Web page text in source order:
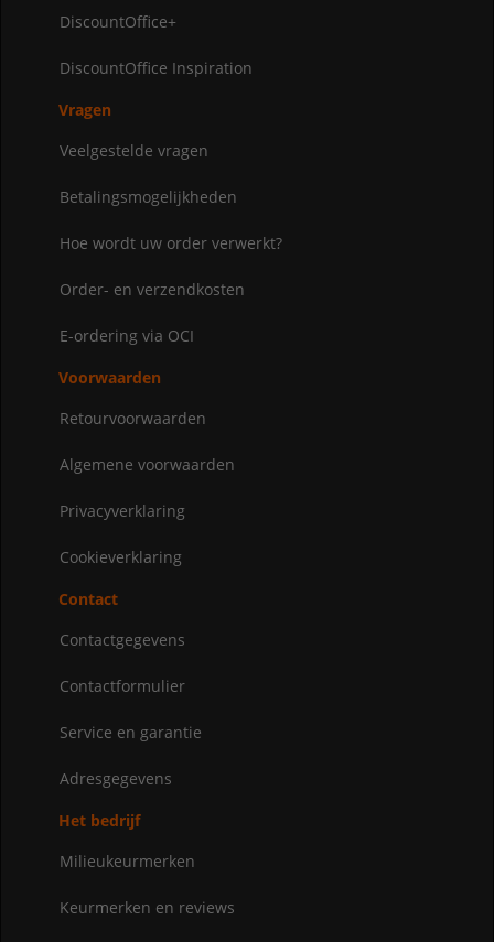
DiscountOffice+
DiscountOffice Inspiration
Vragen
Veelgestelde vragen
Betalingsmogelijkheden
Hoe wordt uw order verwerkt?
Order- en verzendkosten
E-ordering via OCI
Voorwaarden
Retourvoorwaarden
Algemene voorwaarden
Privacyverklaring
Cookieverklaring
Contact
Contactgegevens
Contactformulier
Service en garantie
Adresgegevens
Het bedrijf
Milieukeurmerken
Keurmerken en reviews